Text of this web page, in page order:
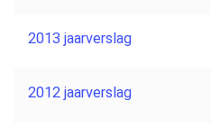
2013 jaarverslag
2012 jaarverslag